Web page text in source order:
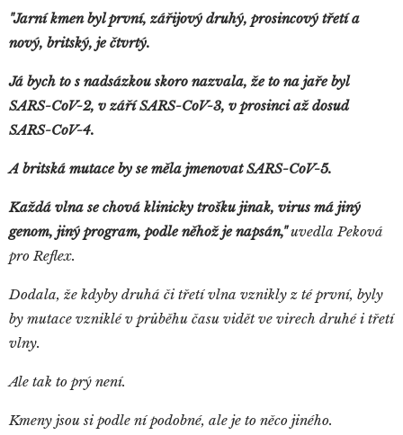
"Jarní kmen byl první, zářijový druhý, prosincový třetí a
nový, britský, je čtvrtý.
Já bych to s nadsázkou skoro nazvala, že to na jaře byl
SARS-CoV-2, v září SARS-CoV-3, v prosinci až dosud
SARS-CoV-4.
A britská mutace by se měla jmenovat SARS-CoV-5.
Každá vlna se chová klinicky trošku jinak, virus má jiný
genom, jiný program, podle něhož je napsán,"uvedla Peková
pro Reflex.
Dodala, že kdyby druhá či třetí vlna vznikly z té první, byly
by mutace vzniklé v průběhu času vidět ve virech druhé i třetí
vlny.
Ale tak to prý není.
Kmeny jsou si podle ní podobné, ale je to něco jiného.